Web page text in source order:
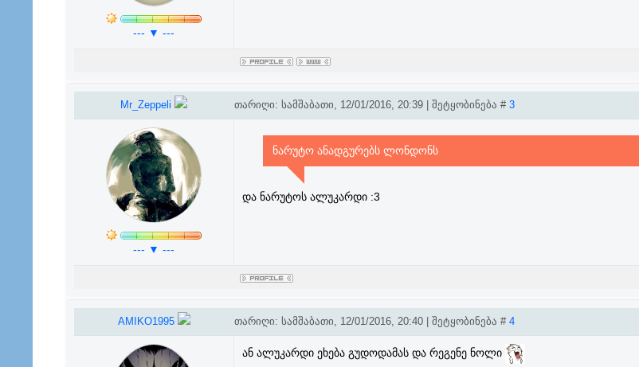
--- ▼ ---
Mr_Zeppeli თარიღი: სამშაბათი, 12/01/2016, 20:39 | შეტყობინება # 3
--- ▼ ---
ნარუტო ანადგურებს ლონდონს
და ნარუტოს ალუკარდი :3
AMIKO1995 თარიღი: სამშაბათი, 12/01/2016, 20:40 | შეტყობინება # 4
ან ალუკარდი ეხება გუდოდამას და რეგენე ნოლი